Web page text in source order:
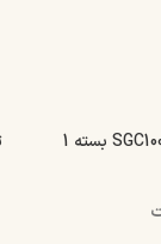
تیغ بدن شانه دار دورکو مدل SGC100SB-1P بسته 1